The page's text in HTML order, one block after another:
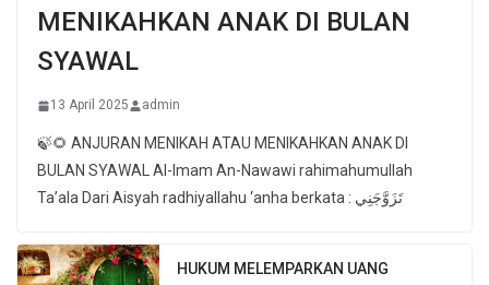
MENIKAHKAN ANAK DI BULAN
SYAWAL
13 April 2025 admin
🍃🌻 ANJURAN MENIKAH ATAU MENIKAHKAN ANAK DI
BULAN SYAWAL Al-Imam An-Nawawi rahimahumullah
Ta’ala Dari Aisyah radhiyallahu ‘anha berkata : تَزَوَّجَنِي
HUKUM MELEMPARKAN UANG